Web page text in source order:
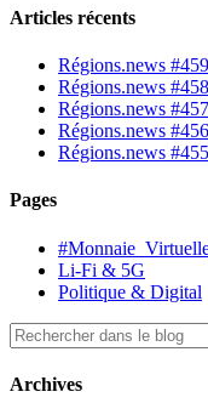
Articles récents
Régions.news
Régions.news
Régions.news
Régions.news
Régions.news
Pages
Li-Fi & 5G
Politique & Digital
Archives